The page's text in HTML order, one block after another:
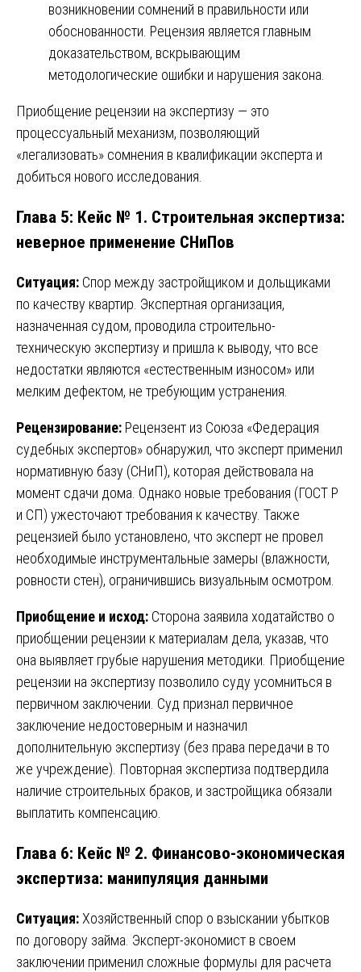
возникновении сомнений в правильности или
обоснованности. Рецензия является главным
доказательством, вскрывающим
методологические ошибки и нарушения закона.
Приобщение рецензии на экспертизу — это
процессуальный механизм, позволяющий
«легализовать» сомнения в квалификации эксперта и
добиться нового исследования.
Глава 5: Кейс № 1. Строительная экспертиза:
неверное применение СНиПов
Ситуация: Спор между застройщиком и дольщиками
по качеству квартир. Экспертная организация,
назначенная судом, проводила строительно-
техническую экспертизу и пришла к выводу, что все
недостатки являются «естественным износом» или
мелким дефектом, не требующим устранения.
Рецензирование: Рецензент из Союза «Федерация
судебных экспертов» обнаружил, что эксперт применил
нормативную базу (СНиП), которая действовала на
момент сдачи дома. Однако новые требования (ГОСТ Р
и СП) ужесточают требования к качеству. Также
рецензией было установлено, что эксперт не провел
необходимые инструментальные замеры (влажности,
ровности стен), ограничившись визуальным осмотром.
Приобщение и исход: Сторона заявила ходатайство о
приобщении рецензии к материалам дела, указав, что
она выявляет грубые нарушения методики. Приобщение
рецензии на экспертизу позволило суду усомниться в
первичном заключении. Суд признал первичное
заключение недостоверным и назначил
дополнительную экспертизу (без права передачи в то
же учреждение). Повторная экспертиза подтвердила
наличие строительных браков, и застройщика обязали
выплатить компенсацию.
Глава 6: Кейс № 2. Финансово-экономическая
экспертиза: манипуляция данными
Ситуация:Хозяйственный спор о взыскании убытков
по договору займа. Эксперт-экономист в своем
заключении применил сложные формулы для расчета